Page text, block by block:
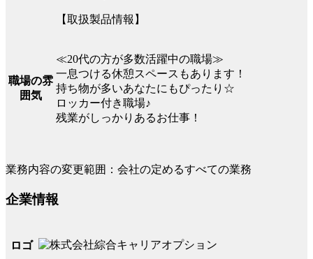
【取扱製品情報】
職場の雰
囲気
≪20代の方が多数活躍中の職場≫
一息つける休憩スペースもあります！
持ち物が多いあなたにもぴったり☆
ロッカー付き職場♪
残業がしっかりあるお仕事！
業務内容の変更範囲：会社の定めるすべての業務
企業情報
ロゴ